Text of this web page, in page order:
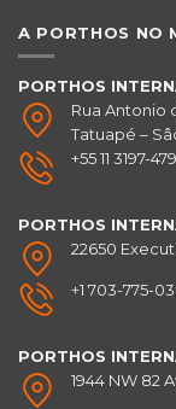
A PORTHOS NO
PORTHOS
Rua Antonio
Tatuapé –
+55 11 3197-
PORTHOS
22650
+1 703-775-
PORTHOS
1944 NW 82